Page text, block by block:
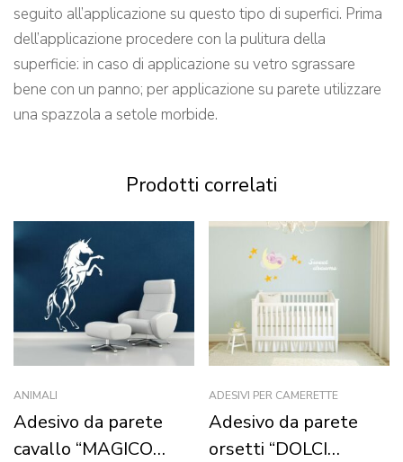
seguito all’applicazione su questo tipo di superfici. Prima
dell’applicazione procedere con la pulitura della
superficie: in caso di applicazione su vetro sgrassare
bene con un panno; per applicazione su parete utilizzare
una spazzola a setole morbide.
Prodotti correlati
ANIMALI
Adesivo da parete
cavallo “MAGICO
ADESIVI PER CAMERETTE
Adesivo da parete
orsetti “DOLCI